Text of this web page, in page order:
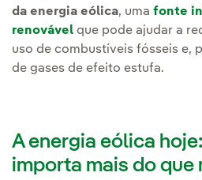
da energia eólica, uma fonte
renovável que pode ajudar a
uso de combustíveis fósseis e,
de gases de efeito estufa.
A energia eólica
importa mais do que